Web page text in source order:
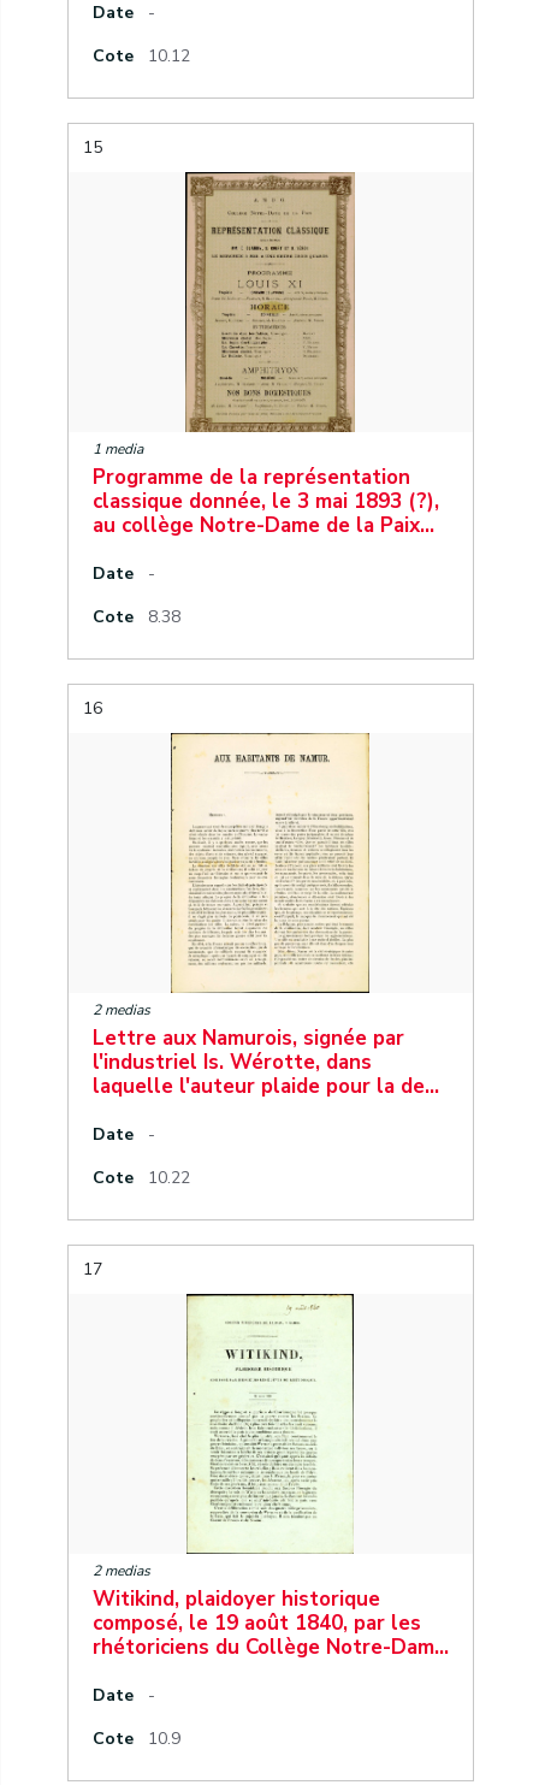
Date
-
Cote
10.12
15
1 media
Programme de la représentation
classique donnée, le 3 mai 1893 (?),
au collège Notre-Dame de la Paix…
Date
-
Cote
8.38
16
2 medias
Lettre aux Namurois, signée par
l'industriel Is. Wérotte, dans
laquelle l'auteur plaide pour la de…
Date
-
Cote
10.22
17
2 medias
Witikind, plaidoyer historique
composé, le 19 août 1840, par les
rhétoriciens du Collège Notre-Dam…
Date
-
Cote
10.9